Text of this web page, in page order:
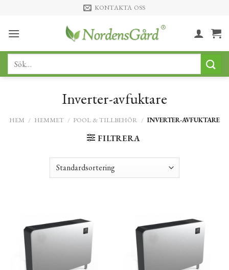
content
KONTAKTA OSS
Sök
Inverter-avfuktare
HEM / HEMMET / POOL & TILLBEHÖR / INVERTER-AVFUKTARE
FILTRERA